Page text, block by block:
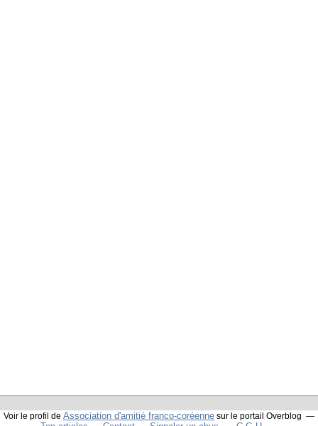
Voir le profil de Association d'amitié franco-coréenne sur le portail Overblog